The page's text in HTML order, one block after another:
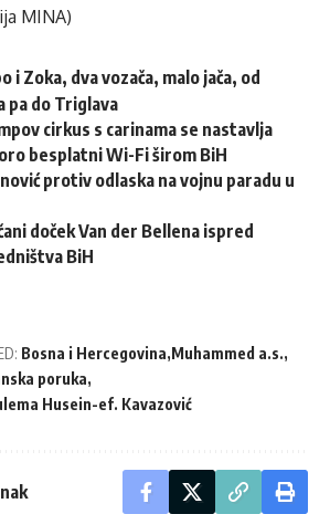
MINA)
i Zoka, dva vozača, malo jača, od
pa do Triglava
cirkus s carinama se nastavlja
besplatni Wi-Fi širom BiH
protiv odlaska na vojnu paradu u
doček Van der Bellena ispred
BiH
Bosna i Hercegovina Muhammed a.s.
poruka
Husein-ef. Kavazović